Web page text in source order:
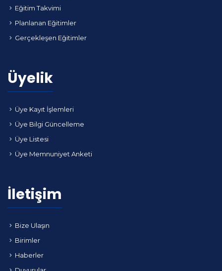
Eğitim Takvimi
Planlanan Eğitimler
Gerçekleşen Eğitimler
Üyelik
Üye Kayıt İşlemleri
Üye Bilgi Güncelleme
Üye Listesi
Üye Memnuniyet Anketi
İletişim
Bize Ulaşın
Birimler
Haberler